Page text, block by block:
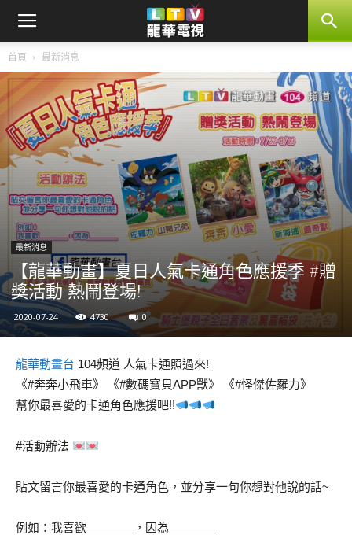
首頁 最新消息
最新消息
【龍華動畫】夏日人氣卡通角色應援季 #贈
獎活動 熱鬧登場!
2020-07-24 4730 0
龍華動畫台 104頻道 人氣卡通照過來!
《#奔奔小飛車》 《#數碼寶貝APP獸》 《#怪傑佐羅力》
幫你最喜愛的卡通角色應援吧!!
#活動辦法
貼文留言你最喜愛的卡通角色，並分享一句你想對他說的話~
例如：我喜歡＿＿＿＿，因為＿＿＿＿